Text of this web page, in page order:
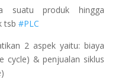
suatu produk hingga
tsb #PLC
2 aspek yaitu: biaya
cycle) & penjualan siklus